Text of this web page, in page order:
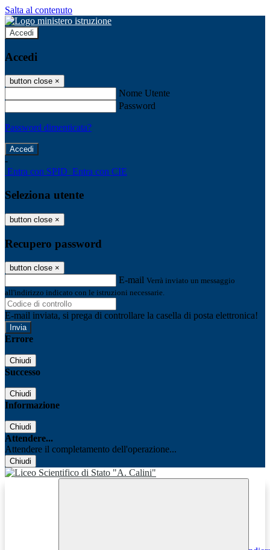
Salta al contenuto
Accedi
Accedi
button close ×
Nome Utente
Password
Password dimenticata?
-
Entra con SPID Entra con CIE
Seleziona utente
button close ×
Recupero password
button close ×
E-mail Verrà inviato un messaggio
all'indirizzo indicato con le istruzioni necessarie.
E-mail inviata, si prega di controllare la casella di posta elettronica!
Errore
Chiudi
Successo
Chiudi
Informazione
Chiudi
Attendere...
Attendere il completamento dell'operazione...
Chiudi